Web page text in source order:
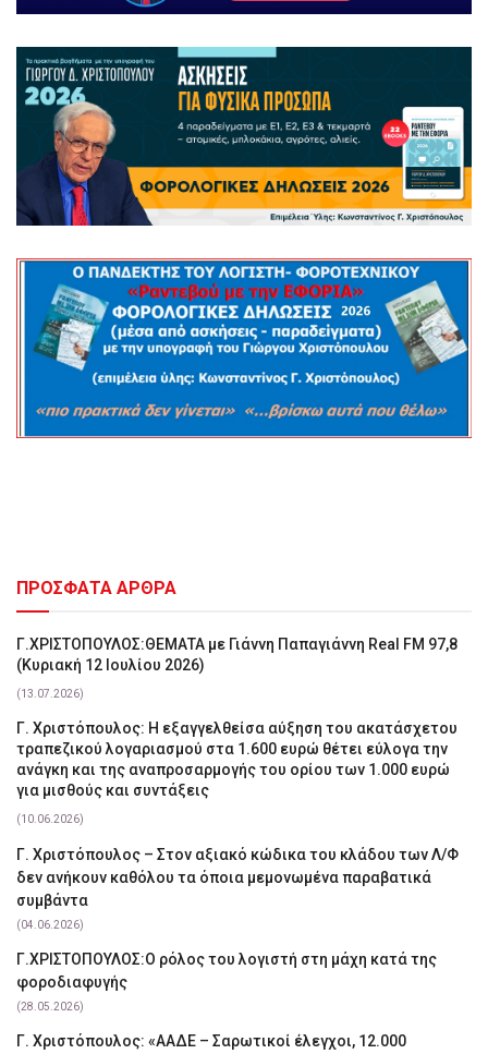
ΠΡΟΣΦΑΤΑ ΑΡΘΡΑ
Γ.ΧΡΙΣΤΟΠΟΥΛΟΣ:ΘΕΜΑΤΑ με Γιάννη Παπαγιάννη Real FM 97,8
(Κυριακή 12 Ιουλίου 2026)
(13.07.2026)
Γ. Χριστόπουλος: Η εξαγγελθείσα αύξηση του ακατάσχετου
τραπεζικού λογαριασμού στα 1.600 ευρώ θέτει εύλογα την
ανάγκη και της αναπροσαρμογής του ορίου των 1.000 ευρώ
για μισθούς και συντάξεις
(10.06.2026)
Γ. Χριστόπουλος – Στον αξιακό κώδικα του κλάδου των Λ/Φ
δεν ανήκουν καθόλου τα όποια μεμονωμένα παραβατικά
συμβάντα
(04.06.2026)
Γ.ΧΡΙΣΤΟΠΟΥΛΟΣ:Ο ρόλος του λογιστή στη μάχη κατά της
φοροδιαφυγής
(28.05.2026)
Γ. Χριστόπουλος: «ΑΑΔΕ – Σαρωτικοί έλεγχοι, 12.000